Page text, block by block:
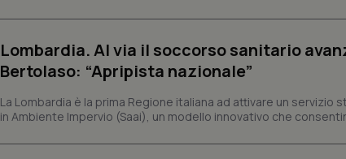
Lombardia. Al via il soccorso sanitario
Bertolaso: “Apripista nazionale”
La Lombardia è la prima Regione italiana ad attivare un servizio
in Ambiente Impervio (Saai), un modello innovativo che
Necessari
I cookie necessari contribuiscono a rendere fruibile il sito web
Nome
Fornitore Dominio
.youtube.com